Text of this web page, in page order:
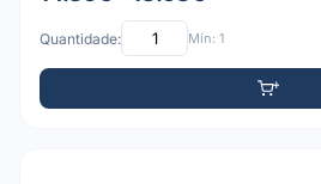
Quantidade: Mín: 1